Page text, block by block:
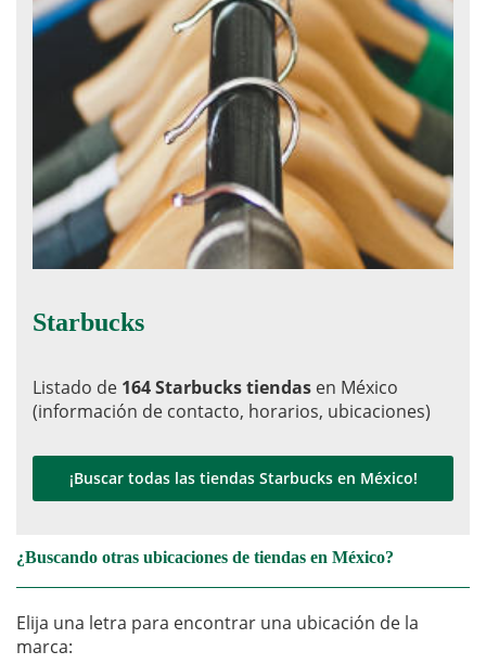
Starbucks
Listado de 164 Starbucks tiendas en México
(información de contacto, horarios, ubicaciones)
¡Buscar todas las tiendas Starbucks en México!
¿Buscando otras ubicaciones de tiendas en México?
Elija una letra para encontrar una ubicación de la
marca: